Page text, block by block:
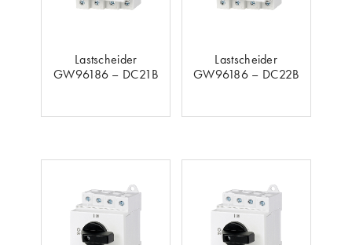
Lastscheider
GW96186 – DC21B
Lastscheider
GW96186 – DC22B